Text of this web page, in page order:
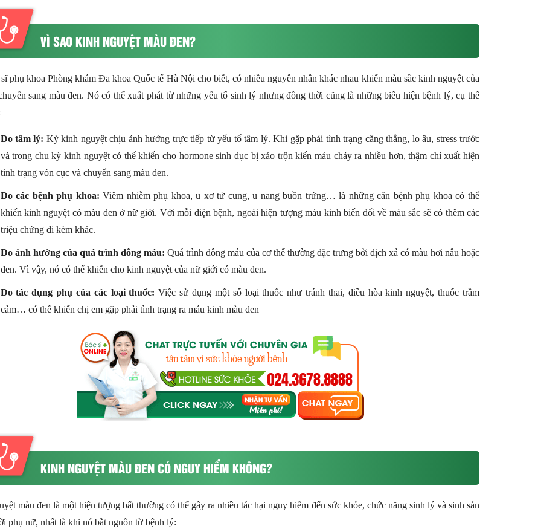
VÌ SAO KINH NGUYỆT MÀU ĐEN?
phụ khoa Phòng khám Đa khoa Quốc tế Hà Nội cho biết, có nhiều nguyên nhân khác nhau khiến màu sắc kinh nguyệt của
sang màu đen. Nó có thể xuất phát từ những yếu tố sinh lý nhưng đồng thời cũng là những biểu hiện bệnh lý, cụ thể
Do tâm lý: Kỳ kinh nguyệt chịu ảnh hưởng trực tiếp từ yếu tố tâm lý. Khi gặp phải tình trạng căng thẳng, lo âu, stress trước
và trong chu kỳ kinh nguyệt có thể khiến cho hormone sinh dục bị xáo trộn kiến máu chảy ra nhiều hơn, thậm chí xuất hiện
tình trạng vón cục và chuyển sang màu đen.
Do các bệnh phụ khoa: Viêm nhiễm phụ khoa, u xơ tử cung, u nang buồn trứng… là những căn bệnh phụ khoa có thể
khiến kinh nguyệt có màu đen ở nữ giới. Với mỗi diện bệnh, ngoài hiện tượng máu kinh biến đổi về màu sắc sẽ có thêm các
triệu chứng đi kèm khác.
Do ảnh hưởng của quá trình đông máu: Quá trình đông máu của cơ thể thường đặc trưng bởi dịch xả có màu hơi nâu hoặc
đen. Vì vậy, nó có thể khiến cho kinh nguyệt của nữ giới có màu đen.
Do tác dụng phụ của các loại thuốc: Việc sử dụng một số loại thuốc như tránh thai, điều hòa kinh nguyệt, thuốc trầm
cảm… có thể khiến chị em gặp phải tình trạng ra máu kinh màu đen
KINH NGUYỆT MÀU ĐEN CÓ NGUY HIỂM KHÔNG?
màu đen là một hiện tượng bất thường có thể gây ra nhiều tác hại nguy hiểm đến sức khỏe, chức năng sinh lý và sinh sản
phụ nữ, nhất là khi nó bắt nguồn từ bệnh lý: